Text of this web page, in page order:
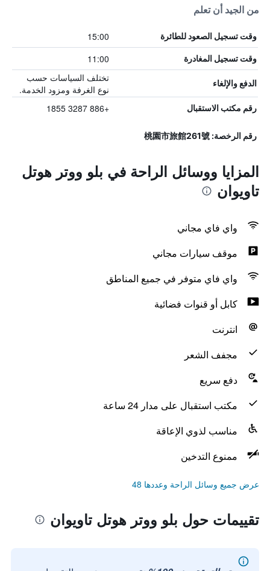
من الجيد أن تعلم
وقت تسجيل الصعود للطائرة 15:00
وقت تسجيل المغادرة 11:00
الدفع والإلغاء
تختلف السياسات حسب
نوع الغرفة ومزود الخدمة.
رقم مكتب الاستقبال +886 3287 1855
رقم الرخصة: 桃園市旅館261號
المزايا ووسائل الراحة في بلو ووتر هوتل
تاويوان
واي فاي مجاني
موقف سيارات مجاني
واي فاي متوفر في جميع المناطق
كابل أو قنوات فضائية
انترنت
مجفف الشعر
دفع سريع
مكتب استقبال على مدار 24 ساعة
مناسب لذوي الإعاقة
ممنوع التدخين
عرض جميع وسائل الراحة وعددها 48
تقييمات حول بلو ووتر هوتل تاويوان